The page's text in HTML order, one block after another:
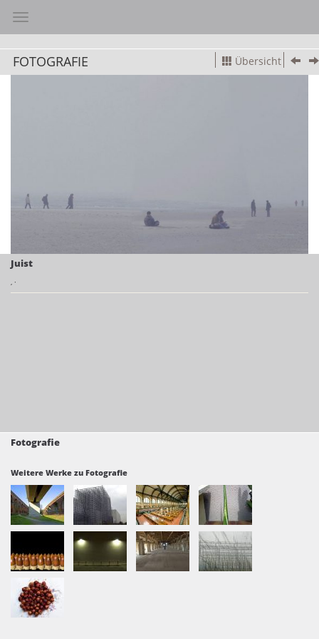
Toggle navigation
FOTOGRAFIE Übersicht
Juist
·
Fotografie
Weitere Werke zu Fotografie